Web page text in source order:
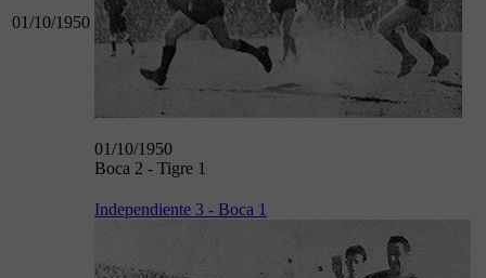
01/10/1950
01/10/1950
Boca 2 - Tigre 1
Independiente 3 - Boca 1